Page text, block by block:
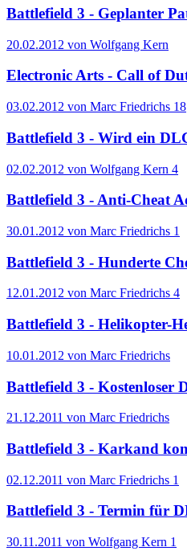
Battlefield 3 - Geplanter
20.02.2012 von Wolfgang Kern
Electronic Arts - Call of
03.02.2012 von Marc Friedrichs 18
Battlefield 3 - Wird ein
02.02.2012 von Wolfgang Kern 4
Battlefield 3 - Anti-Cheat
30.01.2012 von Marc Friedrichs 1
Battlefield 3 - Hunderte
12.01.2012 von Marc Friedrichs 4
Battlefield 3 - Helikopter-
10.01.2012 von Marc Friedrichs
Battlefield 3 - Kostenloser
21.12.2011 von Marc Friedrichs
Battlefield 3 - Karkand
02.12.2011 von Marc Friedrichs 1
Battlefield 3 - Termin für
30.11.2011 von Wolfgang Kern 1